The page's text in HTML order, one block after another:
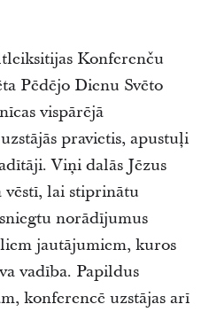
Konferenču
Pēdējo Dienu Svēto
vispārējā
pravietis, apustuļi
Viņi dalās Jēzus
vēstī, lai stiprinātu
norādījumus
jautājumiem, kuros
vadība. Papildus
konferencē uzstājas arī